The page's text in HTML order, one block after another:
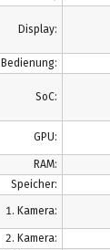
Display:
Bedienung:
SoC:
GPU:
RAM:
Speicher:
1. Kamera:
2. Kamera: